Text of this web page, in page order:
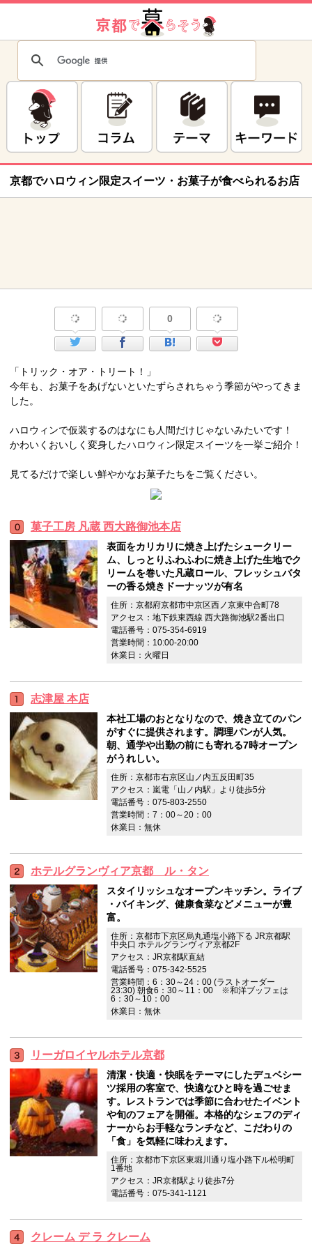
京都でハロウィン限定スイーツ・お菓子が食べられるお店
0
「トリック・オア・トリート！」
今年も、お菓子をあげないといたずらされちゃう季節がやってきま
した。
ハロウィンで仮装するのはなにも人間だけじゃないみたいです！
かわいくおいしく変身したハロウィン限定スイーツを一挙ご紹介！
見てるだけで楽しい鮮やかなお菓子たちをご覧ください。
菓子工房 凡蔵 西大路御池本店
表面をカリカリに焼き上げたシュークリー
ム、しっとりふわふわに焼き上げた生地でク
リームを巻いた凡蔵ロール、フレッシュバタ
ーの香る焼きドーナッツが有名
住所：京都府京都市中京区西ノ京東中合町78
アクセス：地下鉄東西線 西大路御池駅2番出口
電話番号：075-354-6919
営業時間：10:00-20:00
休業日：火曜日
志津屋 本店
本社工場のおとなりなので、焼き立てのパン
がすぐに提供されます。調理パンが人気。
朝、通学や出勤の前にも寄れる7時オープン
がうれしい。
住所：京都市右京区山ノ内五反田町35
アクセス：嵐電「山ノ内駅」より徒歩5分
電話番号：075-803-2550
営業時間：7：00～20：00
休業日：無休
ホテルグランヴィア京都 ル・タン
スタイリッシュなオープンキッチン。ライブ
・バイキング、健康食菜などメニューが豊
富。
住所：京都市下京区烏丸通塩小路下る JR京都駅
中央口 ホテルグランヴィア京都2F
アクセス：JR京都駅直結
電話番号：075-342-5525
営業時間：6：30～24：00 (ラストオーダー
23:30) 朝食6：30～11：00 ※和洋ブッフェは
6：30～10：00
休業日：無休
リーガロイヤルホテル京都
清潔・快適・快眠をテーマにしたデュベシー
ツ採用の客室で、快適なひと時を過ごせま
す。レストランでは季節に合わせたイベント
や旬のフェアを開催。本格的なシェフのディ
ナーからお手軽なランチなど、こだわりの
「食」を気軽に味わえます。
住所：京都市下京区東堀川通り塩小路下ル松明町
1番地
アクセス：JR京都駅より徒歩7分
電話番号：075-341-1121
クレーム デ ラ クレーム